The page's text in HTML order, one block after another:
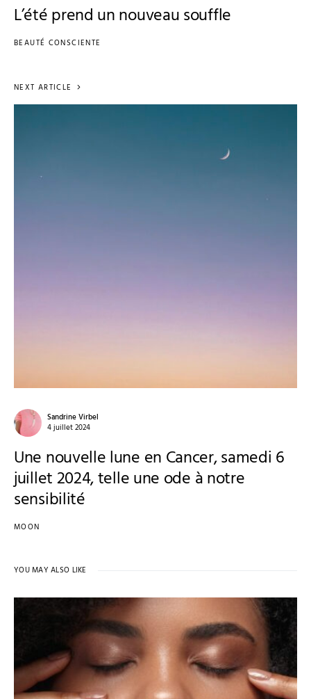
L’été prend un nouveau souffle
BEAUTÉ CONSCIENTE
NEXT ARTICLE
Sandrine Virbel
4 juillet 2024
Une nouvelle lune en Cancer, samedi 6
juillet 2024, telle une ode à notre
sensibilité
MOON
YOU MAY ALSO LIKE